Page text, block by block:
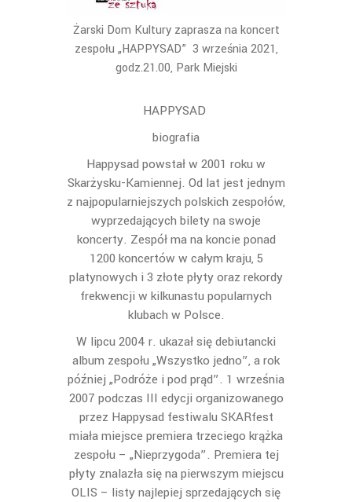
Żarski Dom Kultury zaprasza na koncert
zespołu „HAPPYSAD” 3 września 2021,
godz.21.00, Park Miejski
HAPPYSAD
biografia
Happysad powstał w 2001 roku w
Skarżysku-Kamiennej. Od lat jest jednym
z najpopularniejszych polskich zespołów,
wyprzedających bilety na swoje
koncerty. Zespół ma na koncie ponad
1200 koncertów w całym kraju, 5
platynowych i 3 złote płyty oraz rekordy
frekwencji w kilkunastu popularnych
klubach w Polsce.
W lipcu 2004 r. ukazał się debiutancki
album zespołu „Wszystko jedno”, a rok
później „Podróże i pod prąd”. 1 września
2007 podczas III edycji organizowanego
przez Happysad festiwalu SKARfest
miała miejsce premiera trzeciego krążka
zespołu – „Nieprzygoda”. Premiera tej
płyty znalazła się na pierwszym miejscu
OLIS – listy najlepiej sprzedających się